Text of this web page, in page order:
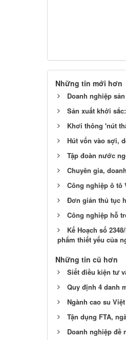
Những tin mới hơn
Doanh nghiệp
Sản xuất khởi
Khơi thông 'nút
Hút vốn vào sợi,
Tập đoàn nước
Chuyên gia,
Công nghiệp ô tô
Đơn giản thủ tục
Công nghiệp hỗ
Kế Hoạch số
phẩm thiết yếu của
Những tin cũ hơn
Siết điều kiện tư
Quy định 4 danh
Ngành cao su
Tận dụng FTA,
Doanh nghiệp đề